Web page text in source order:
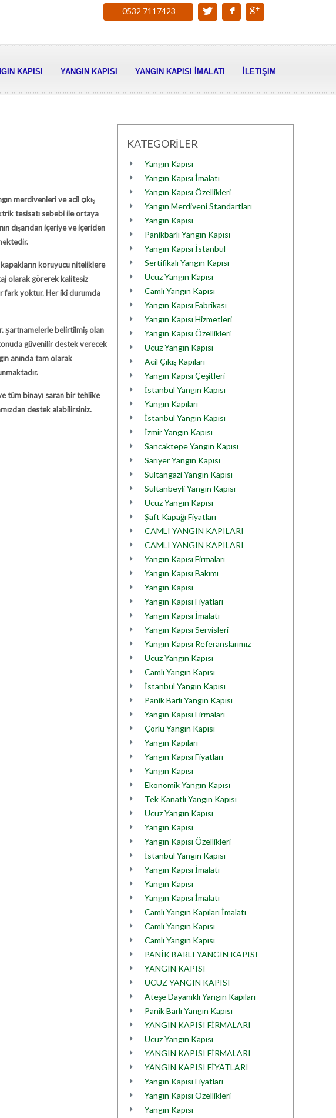
0532 7117423
KAPISI YANGIN KAPISI YANGIN KAPISI İMALATI İLETIŞIM
merdivenleri ve acil çıkış
tesisatı sebebi ile ortaya
dışarıdan içeriye ve içeriden
koruyucu niteliklere
olarak görerek kalitesiz
fark yoktur. Her iki durumda
Şartnamelerle belirtilmiş olan
güvenilir destek verecek
anında tam olarak
tüm binayı saran bir tehlike
destek alabilirsiniz.
KATEGORİLER
Yangın Kapısı
Yangın Kapısı İmalatı
Yangın Kapısı Özellikleri
Yangın Merdiveni Standartları
Yangın Kapısı
Panikbarlı Yangın Kapısı
Yangın Kapısı İstanbul
Sertifikalı Yangın Kapısı
Ucuz Yangın Kapısı
Camlı Yangın Kapısı
Yangın Kapısı Fabrikası
Yangın Kapısı Hizmetleri
Yangın Kapısı Özellikleri
Ucuz Yangın Kapısı
Acil Çıkış Kapıları
Yangın Kapısı Çeşitleri
İstanbul Yangın Kapısı
Yangın Kapıları
İstanbul Yangın Kapısı
İzmir Yangın Kapısı
Sancaktepe Yangın Kapısı
Sarıyer Yangın Kapısı
Sultangazi Yangın Kapısı
Sultanbeyli Yangın Kapısı
Ucuz Yangın Kapısı
Şaft Kapağı Fiyatları
CAMLI YANGIN KAPILARI
CAMLI YANGIN KAPILARI
Yangın Kapısı Firmaları
Yangın Kapısı Bakımı
Yangın Kapısı
Yangın Kapısı Fiyatları
Yangın Kapısı İmalatı
Yangın Kapısı Servisleri
Yangın Kapısı Referanslarımız
Ucuz Yangın Kapısı
Camlı Yangın Kapısı
İstanbul Yangın Kapısı
Panik Barlı Yangın Kapısı
Yangın Kapısı Firmaları
Çorlu Yangın Kapısı
Yangın Kapıları
Yangın Kapısı Fiyatları
Yangın Kapısı
Ekonomik Yangın Kapısı
Tek Kanatlı Yangın Kapısı
Ucuz Yangın Kapısı
Yangın Kapısı
Yangın Kapısı Özellikleri
İstanbul Yangın Kapısı
Yangın Kapısı İmalatı
Yangın Kapısı
Yangın Kapısı İmalatı
Camlı Yangın Kapıları İmalatı
Camlı Yangın Kapısı
Camlı Yangın Kapısı
PANİK BARLI YANGIN KAPISI
YANGIN KAPISI
UCUZ YANGIN KAPISI
Ateşe Dayanıklı Yangın Kapıları
Panik Barlı Yangın Kapısı
YANGIN KAPISI FİRMALARI
Ucuz Yangın Kapısı
YANGIN KAPISI FİRMALARI
YANGIN KAPISI FİYATLARI
Yangın Kapısı Fiyatları
Yangın Kapısı Özellikleri
Yangın Kapısı